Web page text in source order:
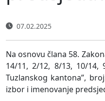
07.02.2025
Na osnovu člana 58.
14/11, 2/12, 8/13, 10/
Tuzlanskog kantona”,
izbor i imenovanje